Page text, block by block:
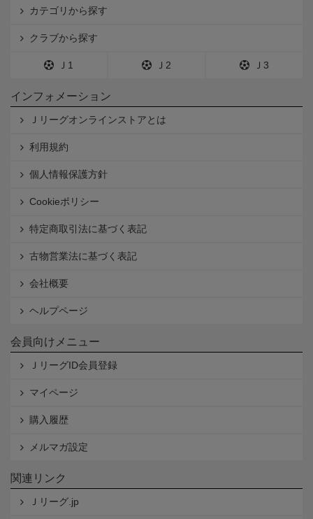
カテゴリから探す
クラブから探す
Ｊ1 Ｊ2 Ｊ3
インフォメーション
Ｊリーグオンラインストアとは
利用規約
個人情報保護方針
Cookieポリシー
特定商取引法に基づく表記
古物営業法に基づく表記
会社概要
ヘルプページ
会員向けメニュー
ＪリーグID会員登録
マイページ
購入履歴
メルマガ設定
関連リンク
Ｊリーグ.jp